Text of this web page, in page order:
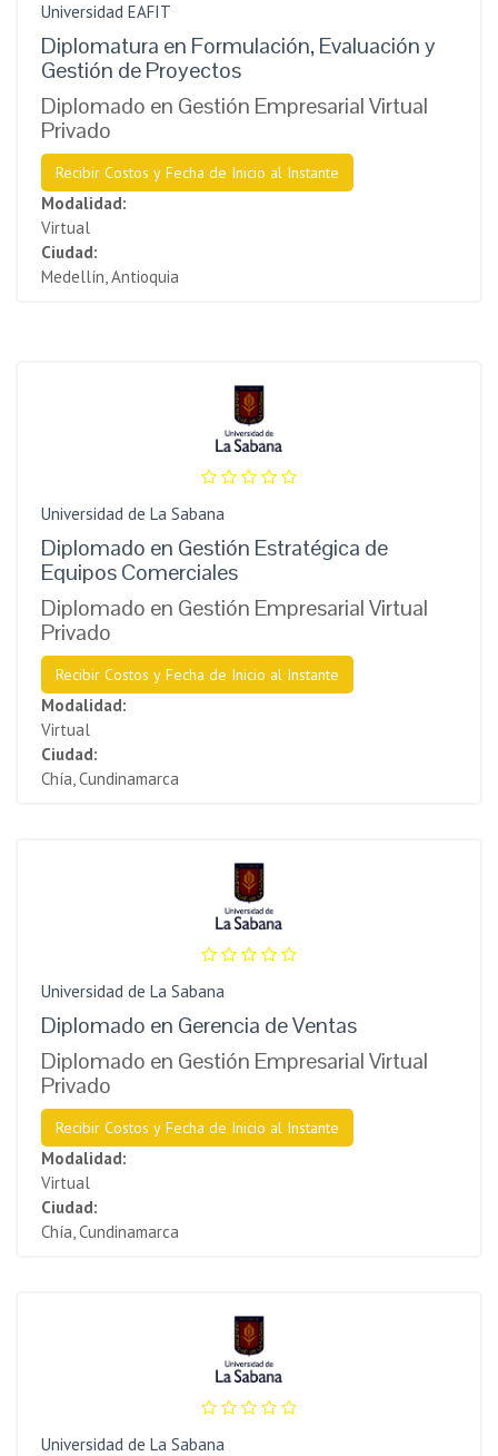
Universidad EAFIT
Diplomatura en Formulación, Evaluación y
Gestión de Proyectos
Diplomado en Gestión Empresarial Virtual
Privado
Recibir Costos y Fecha de Inicio al Instante
Modalidad:
Virtual
Ciudad:
Medellín, Antioquia
Universidad de La Sabana
Diplomado en Gestión Estratégica de
Equipos Comerciales
Diplomado en Gestión Empresarial Virtual
Privado
Recibir Costos y Fecha de Inicio al Instante
Modalidad:
Virtual
Ciudad:
Chía, Cundinamarca
Universidad de La Sabana
Diplomado en Gerencia de Ventas
Diplomado en Gestión Empresarial Virtual
Privado
Recibir Costos y Fecha de Inicio al Instante
Modalidad:
Virtual
Ciudad:
Chía, Cundinamarca
Universidad de La Sabana